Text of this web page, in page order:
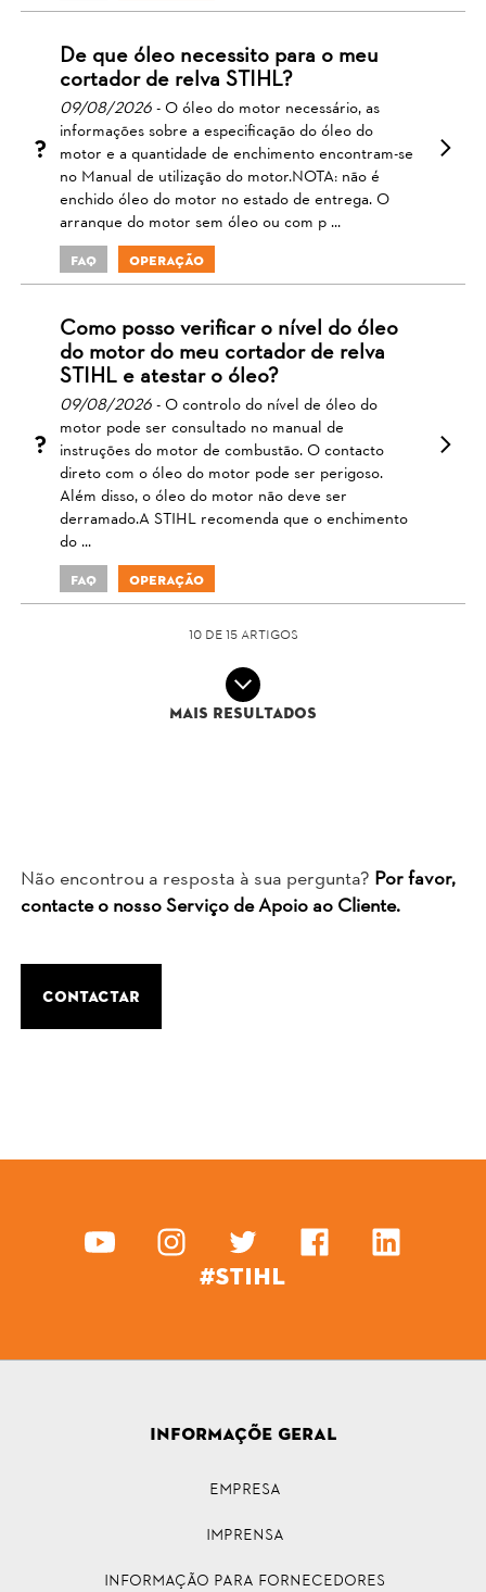
De que óleo necessito para o meu
cortador de relva STIHL?
09/08/2026- O óleo do motor necessário, as
informações sobre a especificação do óleo do
motor e a quantidade de enchimento encontram-se
no Manual de utilização do motor.NOTA: não é
enchido óleo do motor no estado de entrega. O
arranque do motor sem óleo ou com p ...
FAQ Operação
Como posso verificar o nível do óleo
do motor do meu cortador de relva
STIHL e atestar o óleo?
09/08/2026- O controlo do nível de óleo do
motor pode ser consultado no manual de
instruções do motor de combustão. O contacto
direto com o óleo do motor pode ser perigoso.
Além disso, o óleo do motor não deve ser
derramado.A STIHL recomenda que o enchimento
do ...
FAQ Operação
10 de 15 Artigos
Mais resultados
Não encontrou a resposta à sua pergunta? Por favor,
contacte o nosso Serviço de Apoio ao Cliente.
contactar
#STIHL
INFORMAÇÕE GERAL
Empresa
Imprensa
INFORMAÇÃO PARA FORNECEDORES